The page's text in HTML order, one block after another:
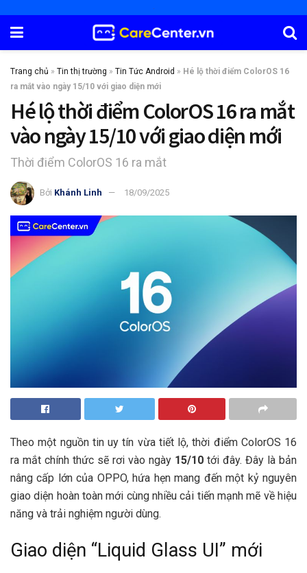
Trang chủ » Tin thị trường » Tin Tức Android » Hé lộ thời điểm ColorOS 16
ra mắt vào ngày 15/10 với giao diện mới
Hé lộ thời điểm ColorOS 16 ra mắt
vào ngày 15/10 với giao diện mới
Thời điểm ColorOS 16 ra mắt
Bởi Khánh Linh 18/09/2025
Theo một nguồn tin uy tín vừa tiết lộ, thời điểm ColorOS 16
ra mắt chính thức sẽ rơi vào ngày 15/10 tới đây. Đây là bản
nâng cấp lớn của OPPO, hứa hẹn mang đến một kỷ nguyên
giao diện hoàn toàn mới cùng nhiều cải tiến mạnh mẽ về hiệu
năng và trải nghiệm người dùng.
Giao diện “Liquid Glass UI” mới